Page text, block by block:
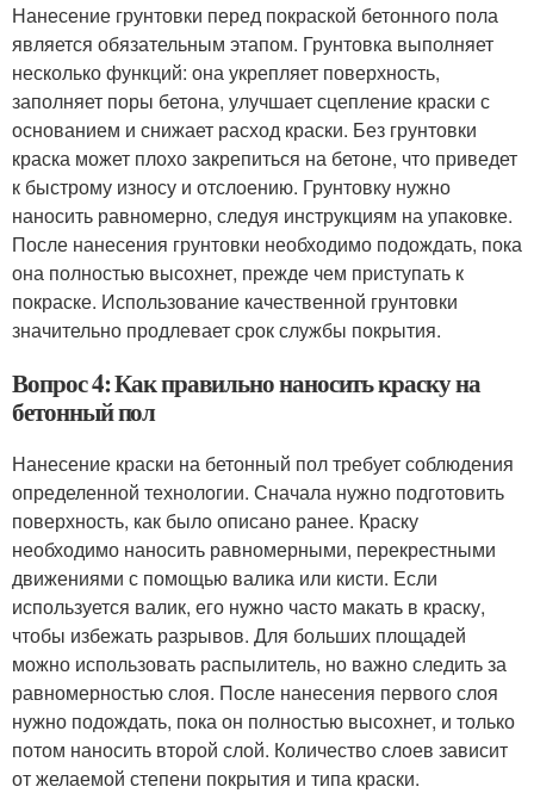
Нанесение грунтовки перед покраской бетонного пола
является обязательным этапом. Грунтовка выполняет
несколько функций: она укрепляет поверхность,
заполняет поры бетона, улучшает сцепление краски с
основанием и снижает расход краски. Без грунтовки
краска может плохо закрепиться на бетоне, что приведет
к быстрому износу и отслоению. Грунтовку нужно
наносить равномерно, следуя инструкциям на упаковке.
После нанесения грунтовки необходимо подождать, пока
она полностью высохнет, прежде чем приступать к
покраске. Использование качественной грунтовки
значительно продлевает срок службы покрытия.
Вопрос 4: Как правильно наносить краску на
бетонный пол
Нанесение краски на бетонный пол требует соблюдения
определенной технологии. Сначала нужно подготовить
поверхность, как было описано ранее. Краску
необходимо наносить равномерными, перекрестными
движениями с помощью валика или кисти. Если
используется валик, его нужно часто макать в краску,
чтобы избежать разрывов. Для больших площадей
можно использовать распылитель, но важно следить за
равномерностью слоя. После нанесения первого слоя
нужно подождать, пока он полностью высохнет, и только
потом наносить второй слой. Количество слоев зависит
от желаемой степени покрытия и типа краски.